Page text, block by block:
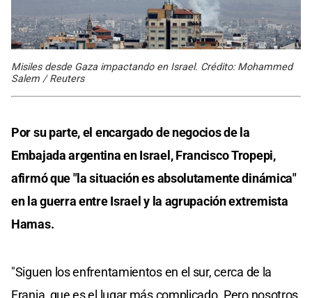
Misiles desde Gaza impactando en Israel. Crédito: Mohammed
Salem / Reuters
Por su parte, el encargado de negocios de la
Embajada argentina en Israel, Francisco Tropepi,
afirmó que "la situación es absolutamente dinámica"
en la guerra entre Israel y la agrupación extremista
Hamas.
"Siguen los enfrentamientos en el sur, cerca de la
Franja, que es el lugar más complicado. Pero nosotros